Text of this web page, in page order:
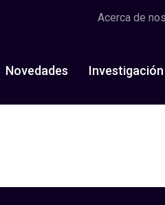
Acerca de
Novedades Investigación